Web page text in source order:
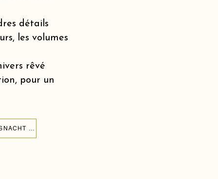
détails
les volumes
rêvé
pour un
CRÉER UN MUR DE BALLONS POUR L'ANNIVERSAIRE DE MON ENFANT À KÜSNACHT 8700